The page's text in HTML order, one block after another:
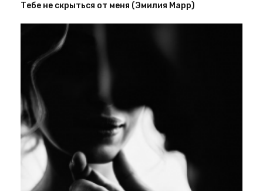
Тебе не скрыться от меня (Эмилия Марр)